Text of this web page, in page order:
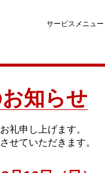
サービスメニュー
知らせ
礼申し上げます。
ていただきます。